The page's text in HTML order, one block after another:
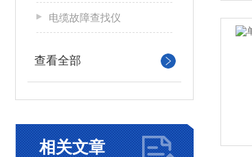
电缆故障查找仪
查看全部
相关文章